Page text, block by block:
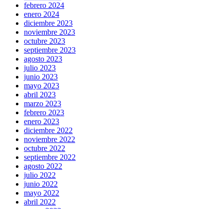
febrero 2024
enero 2024
diciembre 2023
noviembre 2023
octubre 2023
septiembre 2023
agosto 2023
julio 2023
junio 2023
mayo 2023
abril 2023
marzo 2023
febrero 2023
enero 2023
diciembre 2022
noviembre 2022
octubre 2022
septiembre 2022
agosto 2022
julio 2022
junio 2022
mayo 2022
abril 2022